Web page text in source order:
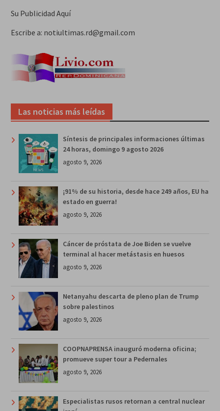
Su Publicidad Aquí
Escribe a: notiultimas.rd@gmail.com
Las noticias más leídas
Síntesis de principales informaciones últimas
24 horas, domingo 9 agosto 2026
agosto 9, 2026
¡91% de su historia, desde hace 249 años, EU ha
estado en guerra!
agosto 9, 2026
Cáncer de próstata de Joe Biden se vuelve
terminal al hacer metástasis en huesos
agosto 9, 2026
Netanyahu descarta de pleno plan de Trump
sobre palestinos
agosto 9, 2026
COOPNAPRENSA inauguró moderna oficina;
promueve super tour a Pedernales
agosto 9, 2026
Especialistas rusos retornan a central nuclear